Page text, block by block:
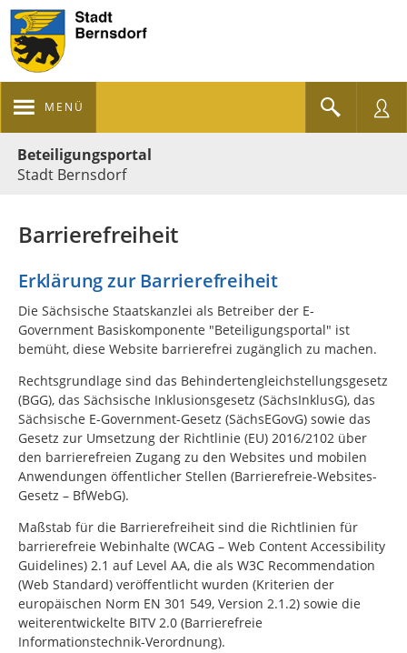
MENÜ
Beteiligungsportal
Stadt Bernsdorf
Barrierefreiheit
Erklärung zur Barrierefreiheit
Die Sächsische Staatskanzlei als Betreiber der E-
Government Basiskomponente "Beteiligungsportal" ist
bemüht, diese Website barrierefrei zugänglich zu machen.
Rechtsgrundlage sind das Behindertengleichstellungsgesetz
(BGG), das Sächsische Inklusionsgesetz (SächsInklusG), das
Sächsische E-Government-Gesetz (SächsEGovG) sowie das
Gesetz zur Umsetzung der Richtlinie (EU) 2016/2102 über
den barrierefreien Zugang zu den Websites und mobilen
Anwendungen öffentlicher Stellen (Barrierefreie-Websites-
Gesetz – BfWebG).
Maßstab für die Barrierefreiheit sind die Richtlinien für
barrierefreie Webinhalte (WCAG – Web Content Accessibility
Guidelines) 2.1 auf Level AA, die als W3C Recommendation
(Web Standard) veröffentlicht wurden (Kriterien der
europäischen Norm EN 301 549, Version 2.1.2) sowie die
weiterentwickelte BITV 2.0 (Barrierefreie
Informationstechnik-Verordnung).